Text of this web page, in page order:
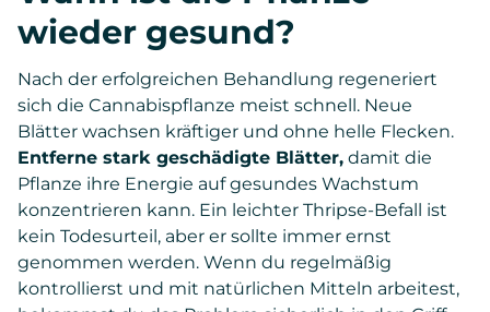
wieder gesund?
Nach der erfolgreichen Behandlung regeneriert
sich die Cannabispflanze meist schnell. Neue
Blätter wachsen kräftiger und ohne helle Flecken.
Entferne stark geschädigte Blätter, damit die
Pflanze ihre Energie auf gesundes Wachstum
konzentrieren kann. Ein leichter Thripse-Befall ist
kein Todesurteil, aber er sollte immer ernst
genommen werden. Wenn du regelmäßig
kontrollierst und mit natürlichen Mitteln arbeitest,